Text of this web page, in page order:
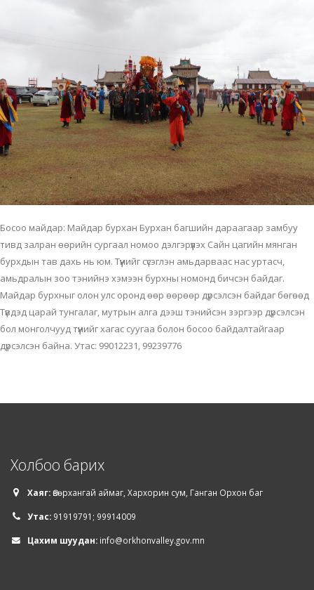
Босоо майдар: Майдар бурхан Бурхан багшийн дараагаар замбуу
тивд залран өөрийн сургаал номоо дэлгэрүүлэх Сайн цагийн мянган
бурхдын тав дахь нь юм. Түүнийг сүсэглэн амьдарваас нас уртасч,
амьдралын зоо тэнийнэ хэмээн бурхны номонд бичсэн байдаг.
Майдар бурхныг олон улс оронд өөр өөрөөр дүрсэлсэн байдаг бөгөөд
Түвдэд царай тунгалаг, мутрын алга дээш тэнийсэн зэргээр дүрсэлсэн
бол монголчууд түүнийг хагас суугаа болон босоо байдалтайгаар
дүрсэлсэн байна. Утас: 99012231, 99239776
Холбоо барих
Хаяг:Өвөрхангай аймаг, Хархорин сум, Ганган Орхон баг
Утас: 91919791; 99914009
Цахим шуудан: info@orkhonvalley.gov.mn